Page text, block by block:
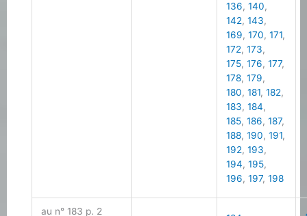
136,140,
142,143,
169,170,171,
172,173,
175,176,177,
178,179,
180,181,182,
183,184,
185,186,187,
188,190,191,
192,193,
194,195,
196,197,198
au n° 183 p. 2